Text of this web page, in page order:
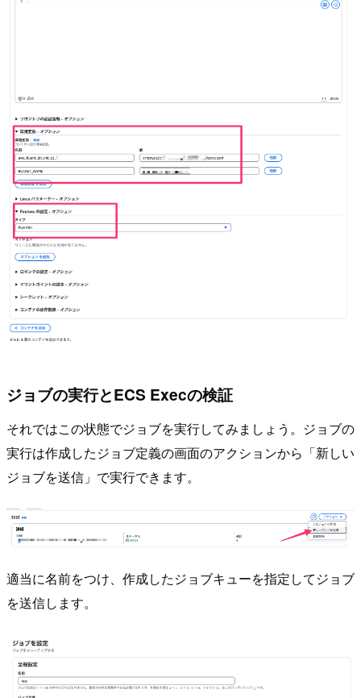
ジョブの実行とECS Execの検証
それではこの状態でジョブを実行してみましょう。ジョブの
実行は作成したジョブ定義の画面のアクションから「新しい
ジョブを送信」で実行できます。
適当に名前をつけ、作成したジョブキューを指定してジョブ
を送信します。